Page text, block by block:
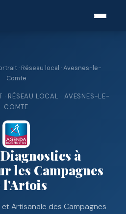
· Réseau local · Avesnes-le-
Comte
RÉSEAU LOCAL · AVESNES-LE-
COMTE
à
les Campagnes
l'Artois
Artisanale des Campagnes